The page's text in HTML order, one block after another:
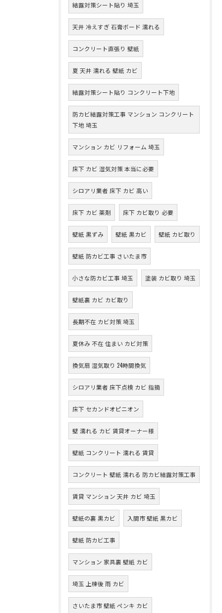
結露対策シート貼り 埼玉
天井 冷えすぎ 石膏ボード 濡れる
コンクリート直張り 壁紙
夏 天井 濡れる 壁紙 カビ
結露対策シート貼り コンクリート下地
防カビ結露対策工事 マンション コンクリート
下地 埼玉
マンション カビ リフォーム 埼玉
床下 カビ 湿気対策 本当に必要
シロアリ業者 床下 カビ 高い
床下 カビ 薬剤 床下 カビ取り 必要
壁紙 黒ずみ 壁紙 黒カビ 壁紙 カビ取り
壁紙 防カビ工事 さいたま市
小さな防カビ工事 埼玉 塗装 カビ取り 埼玉
壁紙裏 カビ カビ取り
長期不在 カビ対策 埼玉
夏休み 不在 住まい カビ対策
換気扇 湿気取り 24時間換気
シロアリ業者 床下点検 カビ 指摘
床下 セカンドオピニオン
壁 濡れる カビ 賃貸オーナー様
壁紙 コンクリート 濡れる 賃貸
コンクリート 壁紙 濡れる 防カビ結露対策工事
賃貸 マンション 天井 カビ 埼玉
壁紙の裏 黒カビ 入間市 壁紙 黒カビ
壁紙 防カビ工事
マンション 家具裏 壁紙 カビ
埼玉 上棟後 雨 カビ
さいたま市 壁紙 ペンキ カビ